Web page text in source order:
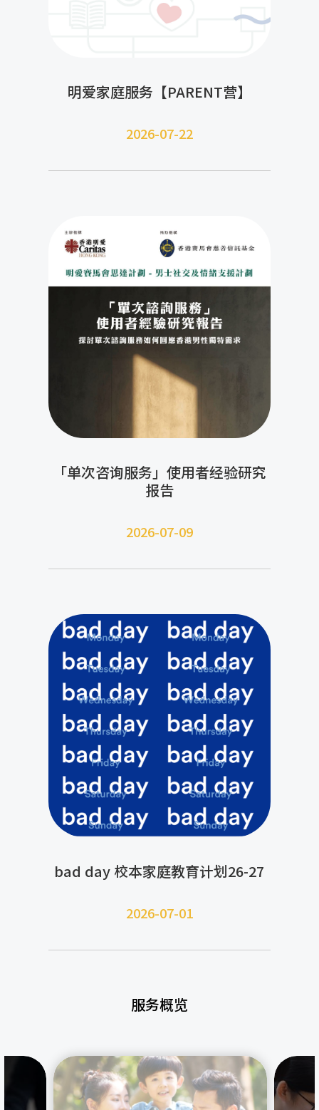
明爱家庭服务【PARENT营】
2026-07-22
「单次咨询服务」使用者经验研究
报告
2026-07-09
bad day 校本家庭教育计划26-27
2026-07-01
服务概览